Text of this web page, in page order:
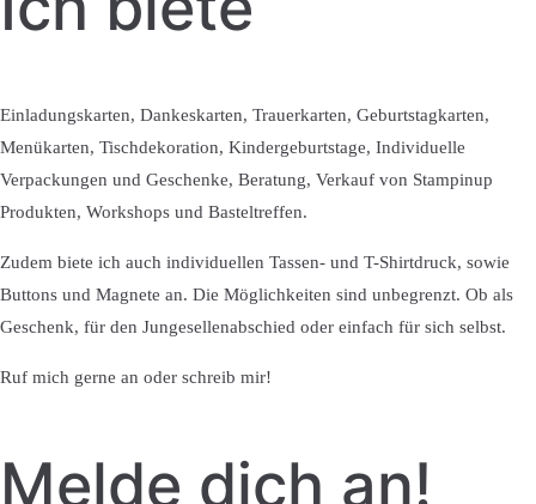
Einladungskarten, Dankeskarten, Trauerkarten, Geburtstagkarten,
Menükarten, Tischdekoration, Kindergeburtstage, Individuelle
Verpackungen und Geschenke, Beratung, Verkauf von Stampinup
Produkten, Workshops und Basteltreffen.
Zudem biete ich auch individuellen Tassen- und T-Shirtdruck, sowie
Buttons und Magnete an. Die Möglichkeiten sind unbegrenzt. Ob als
Geschenk, für den Jungesellenabschied oder einfach für sich selbst.
Ruf mich gerne an oder schreib mir!
Melde dich an!